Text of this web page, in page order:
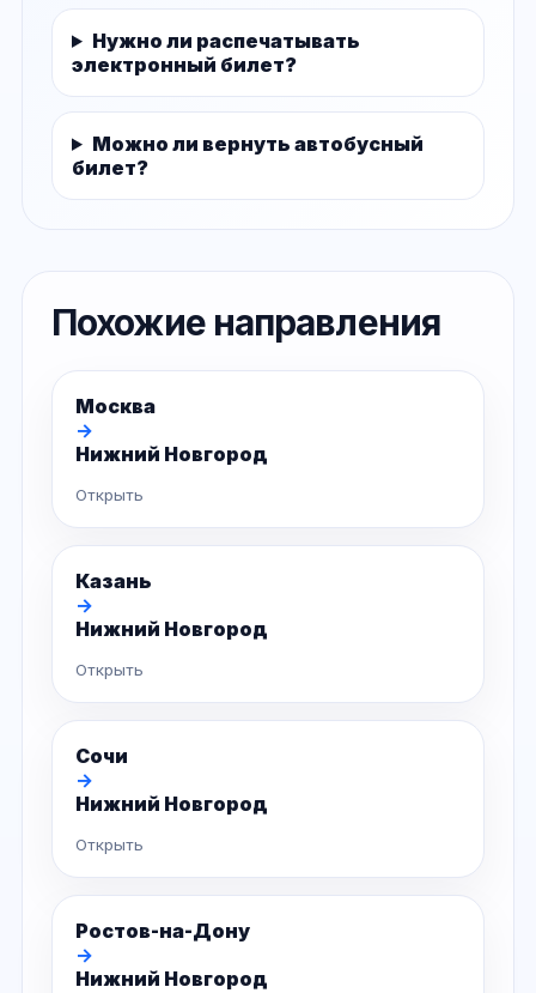
Нужно ли распечатывать
электронный билет?
Можно ли вернуть автобусный
билет?
Похожие направления
Москва
→
Нижний Новгород
Открыть
Казань
→
Нижний Новгород
Открыть
Сочи
→
Нижний Новгород
Открыть
Ростов-на-Дону
→
Нижний Новгород